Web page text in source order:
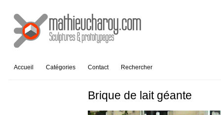
Accueil Catégories Contact Rechercher
Brique de lait géante